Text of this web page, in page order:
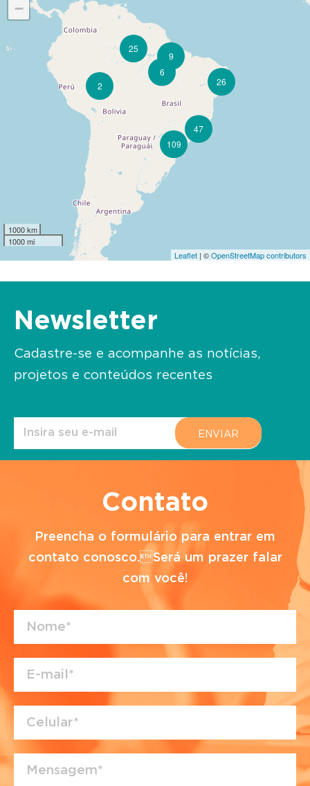
2
9
6
26
25
47
109
−
1000 km
1000 mi
Leaflet | ©OpenStreetMap contributors
Newsletter
Cadastre-se e acompanhe as notícias,
projetos e conteúdos recentes
Contato
Preencha o formulário para entrar em
contato conosco.Será um prazer falar
com você!